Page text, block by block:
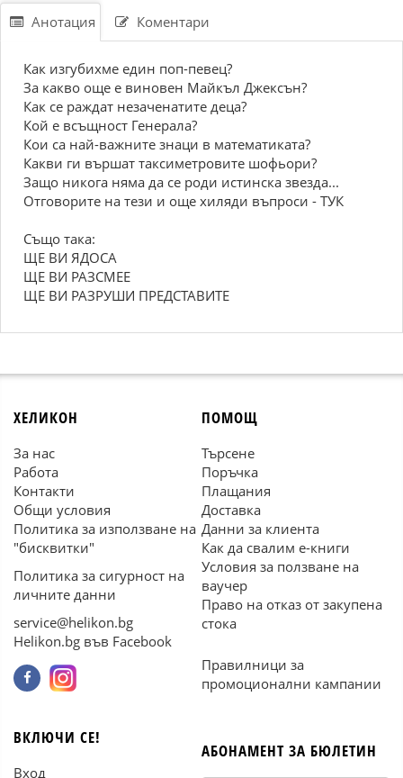
Анотация Коментари
Как изгубихме един поп-певец?
За какво още е виновен Майкъл Джексън?
Как се раждат незаченатите деца?
Кой е всъщност Генерала?
Кои са най-важните знаци в математиката?
Какви ги вършат таксиметровите шофьори?
Защо никога няма да се роди истинска звезда...
Отговорите на тези и още хиляди въпроси - ТУК
Също така:
ЩЕ ВИ ЯДОСА
ЩЕ ВИ РАЗСМЕЕ
ЩЕ ВИ РАЗРУШИ ПРЕДСТАВИТЕ
ХЕЛИКОН
За нас
Работа
Контакти
Общи условия
Политика за използване на
"бисквитки"
Политика за сигурност на
личните данни
service@helikon.bg
Helikon.bg във Facebook
ПОМОЩ
Търсене
Поръчка
Плащания
Доставка
Данни за клиента
Как да свалим е-книги
Условия за ползване на
ваучер
Право на отказ от закупена
стока
Правилници за
промоционални кампании
ВКЛЮЧИ СЕ!
Вход
АБОНАМЕНТ ЗА БЮЛЕТИН